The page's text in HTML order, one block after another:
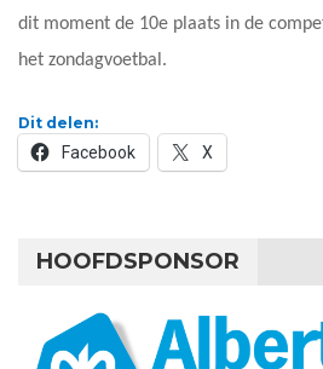
dit moment de 10e plaats in de
het zondagvoetbal.
Dit delen:
Facebook X
HOOFDSPONSOR